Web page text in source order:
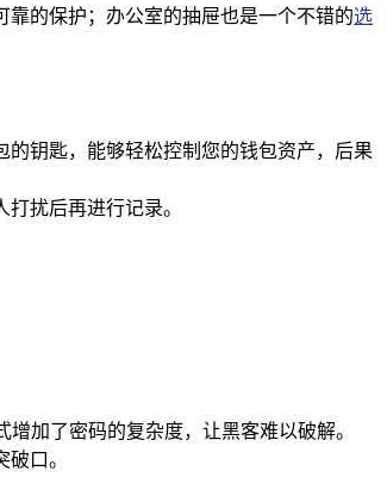
的保护；办公室的抽屉也是一个不错的选
钥匙，能够轻松控制您的钱包资产，后果
扰后再进行记录。
加了密码的复杂度，让黑客难以破解。
口。